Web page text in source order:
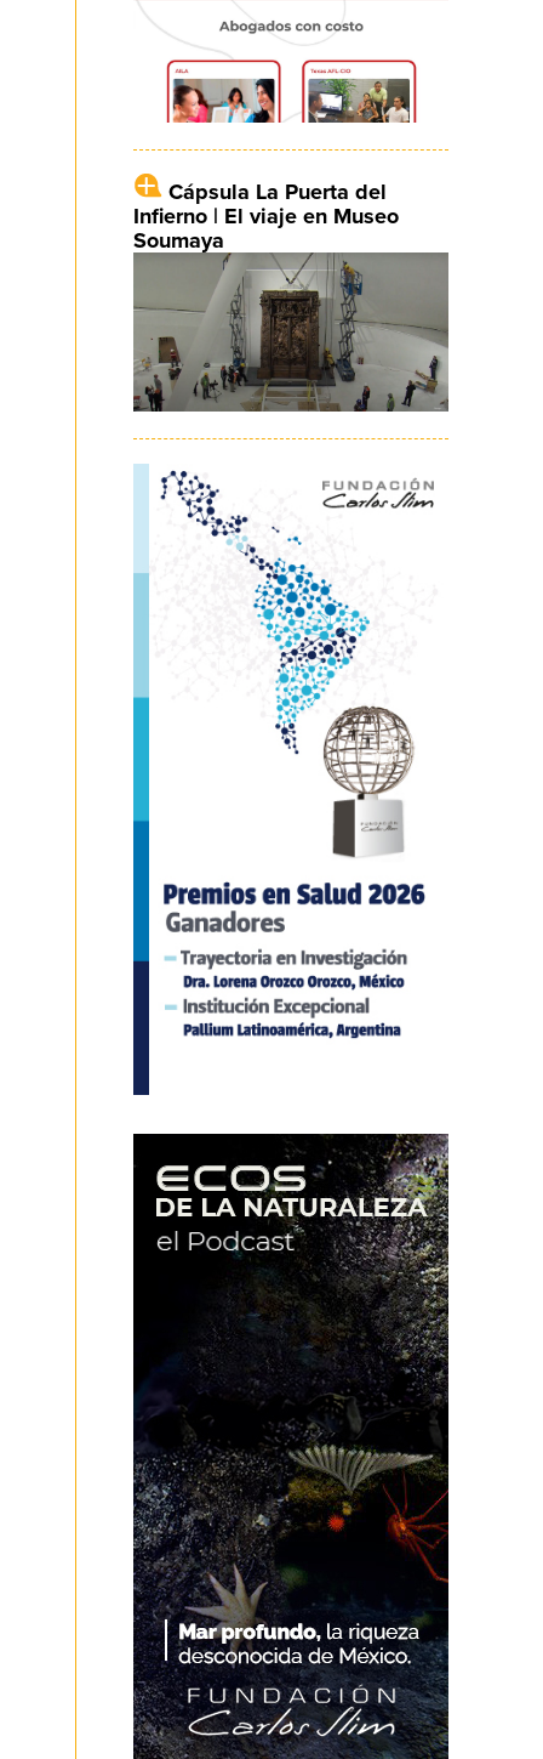
Cápsula La Puerta del
Infierno | El viaje en Museo
Soumaya